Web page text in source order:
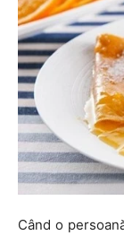
Când o